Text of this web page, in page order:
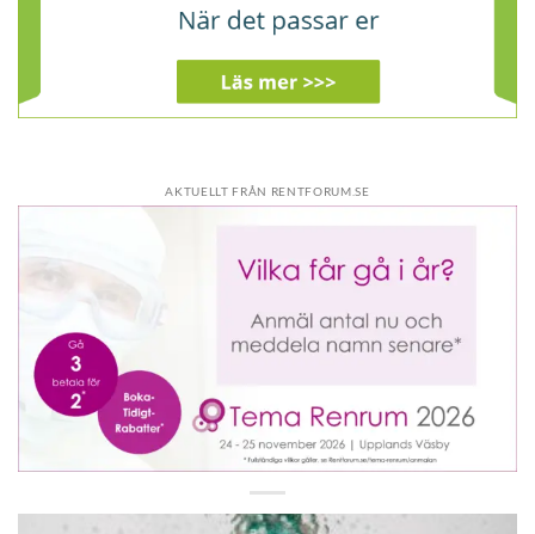
AKTUELLT FRÅN RENTFORUM.SE